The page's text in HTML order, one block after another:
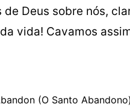
Deus sobre nós,
vida! Cavamos
(O Santo